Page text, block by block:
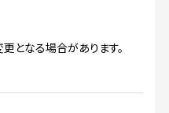
となる場合があります。